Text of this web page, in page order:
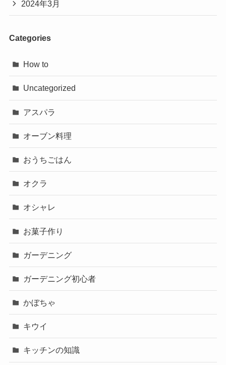
2024年3月
Categories
How to
Uncategorized
アスパラ
オーブン料理
おうちごはん
オクラ
オシャレ
お菓子作り
ガーデニング
ガーデニング初心者
かぼちゃ
キウイ
キッチンの知識